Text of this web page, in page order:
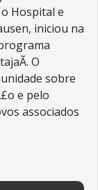
Hospital e
iniciou na
O
sobre
e pelo
associados